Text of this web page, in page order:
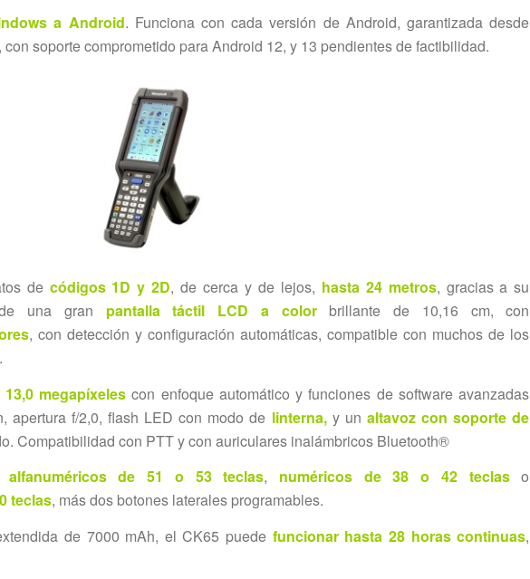
a Android. Funciona con cada versión de Android, garantizada desde
soporte comprometido para Android 12, y 13 pendientes de factibilidad.
de códigos 1D y 2D, de cerca y de lejos, hasta 24 metros, gracias a su
una gran pantalla táctil LCD a colorbrillante de 10,16 cm, con
, con detección y configuración automáticas, compatible con muchos de los
megapíxeles con enfoque automático y funciones de software avanzadas
apertura f/2,0, flash LED con modo de linterna, y un altavoz con soporte de
Compatibilidad con PTT y con auriculares inalámbricos Bluetooth®
alfanuméricos de 51 o 53 teclas, numéricos de 38 o 42 teclaso
teclas, más dos botones laterales programables.
de 7000 mAh, el CK65 puede funcionar hasta 28 horas continuas,